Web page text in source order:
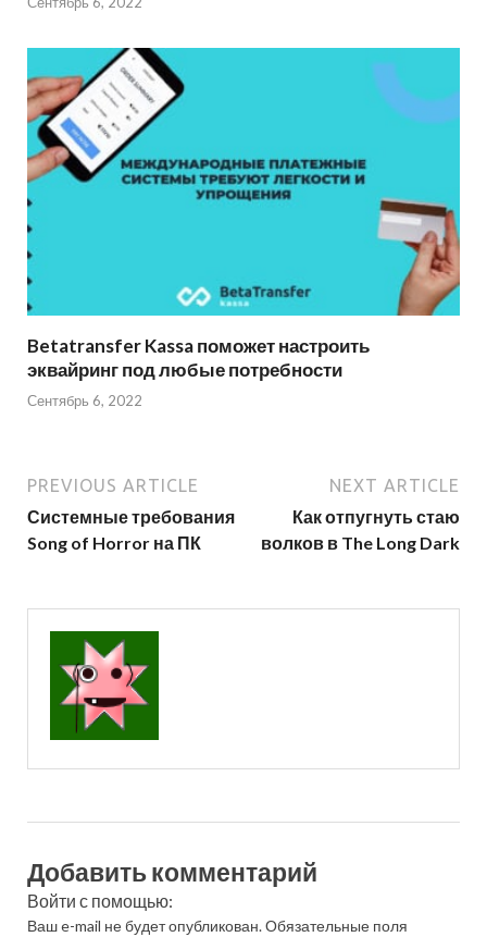
Betatransfer Kassa поможет настроить
эквайринг под любые потребности
Сентябрь 6, 2022
PREVIOUS ARTICLE
Системные требования
Song of Horror на ПК
NEXT ARTICLE
Как отпугнуть стаю
волков в The Long Dark
Добавить комментарий
Войти с помощью:
Ваш e-mail не будет опубликован.Обязательные поля